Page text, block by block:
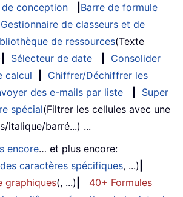
de conception
Barre de formule
Gestionnaire de classeurs et de
de ressources(Texte
Sélecteur de date
Consolider
calcul
Chiffrer/Déchiffrer les
des e-mails par liste
Super
spécial(Filtrer les cellules avec une
italique/barré...) ...
encore… et plus encore:
caractères spécifiques, ...)
graphiques(, ...)
40+ Formules